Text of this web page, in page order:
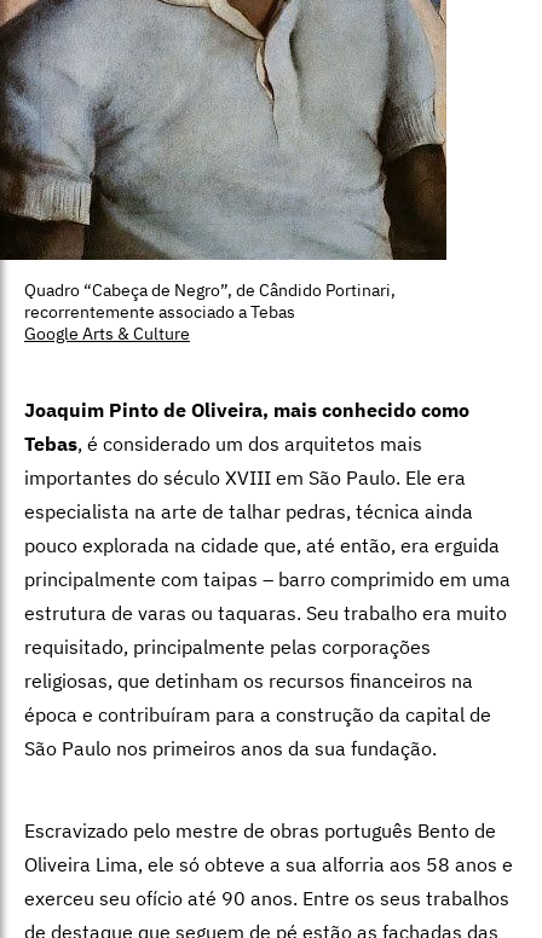
Quadro “Cabeça de Negro”, de Cândido Portinari,
recorrentemente associado a Tebas
Google Arts & Culture
Joaquim Pinto de Oliveira, mais conhecido como
Tebas, é considerado um dos arquitetos mais
importantes do século XVIII em São Paulo. Ele era
especialista na arte de talhar pedras, técnica ainda
pouco explorada na cidade que, até então, era erguida
principalmente com taipas – barro comprimido em uma
estrutura de varas ou taquaras. Seu trabalho era muito
requisitado, principalmente pelas corporações
religiosas, que detinham os recursos financeiros na
época e contribuíram para a construção da capital de
São Paulo nos primeiros anos da sua fundação.
Escravizado pelo mestre de obras português Bento de
Oliveira Lima, ele só obteve a sua alforria aos 58 anos e
exerceu seu ofício até 90 anos. Entre os seus trabalhos
de destaque que seguem de pé estão as fachadas das